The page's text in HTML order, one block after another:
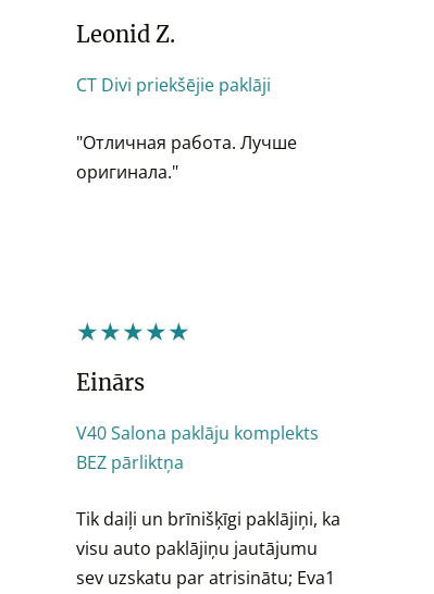
Leonid Z.
CT Divi priekšējie paklāji
"Отличная работа. Лучше
оригинала."
★★★★★
Einārs
V40 Salona paklāju komplekts
BEZ pārliktņa
Tik daiļi un brīnišķīgi paklājiņi, ka
visu auto paklājiņu jautājumu
sev uzskatu par atrisinātu; Eva1